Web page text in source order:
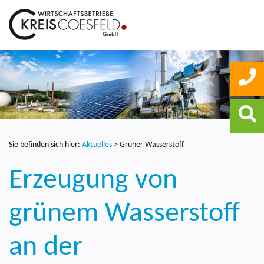
Sie befinden sich hier: Aktuelles > Grüner Wasserstoff
Erzeugung von
grünem Wasserstoff
an der